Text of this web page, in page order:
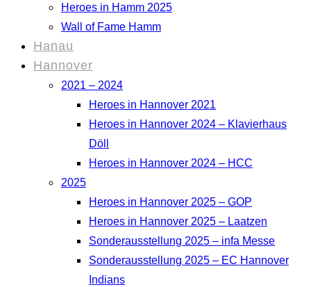
Heroes in Hamm 2025
Wall of Fame Hamm
Hanau
Hannover
2021 – 2024
Heroes in Hannover 2021
Heroes in Hannover 2024 – Klavierhaus
Döll
Heroes in Hannover 2024 – HCC
2025
Heroes in Hannover 2025 – GOP
Heroes in Hannover 2025 – Laatzen
Sonderausstellung 2025 – infa Messe
Sonderausstellung 2025 – EC Hannover
Indians